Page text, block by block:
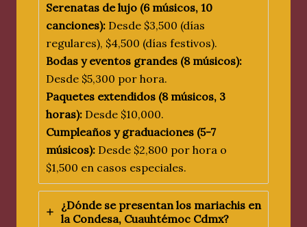
Serenatas de lujo (6 músicos, 10
canciones): Desde $3,500 (días
regulares), $4,500 (días festivos).
Bodas y eventos grandes (8 músicos):
Desde $5,300 por hora.
Paquetes extendidos (8 músicos, 3
horas): Desde $10,000.
Cumpleaños y graduaciones (5-7
músicos): Desde $2,800 por hora o
$1,500 en casos especiales.
¿Dónde se presentan los mariachis en
la Condesa, Cuauhtémoc Cdmx?